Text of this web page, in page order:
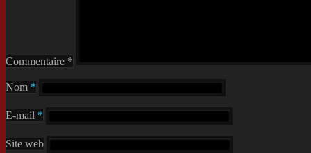
Commentaire *
Nom *
E-mail *
Site web